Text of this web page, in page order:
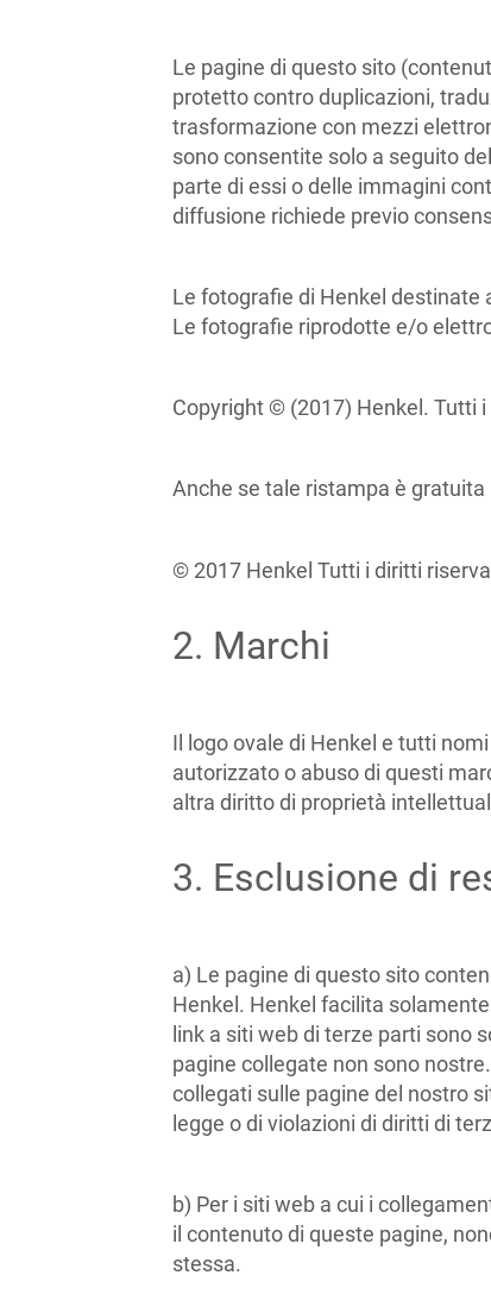
Le pagine di questo sito
protetto contro duplicazioni,
trasformazione con mezzi
sono consentite solo a seguito
parte di essi o delle immagini
diffusione richiede previo
Le fotografie di Henkel destinate
Le fotografie riprodotte e/o
Copyright © (2017) Henkel. Tutti
Anche se tale ristampa è
© 2017 Henkel Tutti i diritti
2. Marchi
Il logo ovale di Henkel e tutti
autorizzato o abuso di questi
altra diritto di proprietà
3. Esclusione di
a) Le pagine di questo sito
Henkel. Henkel facilita
link a siti web di terze parti sono
pagine collegate non sono
collegati sulle pagine del nostro
legge o di violazioni di diritti di
b) Per i siti web a cui i
il contenuto di queste pagine,
stessa.